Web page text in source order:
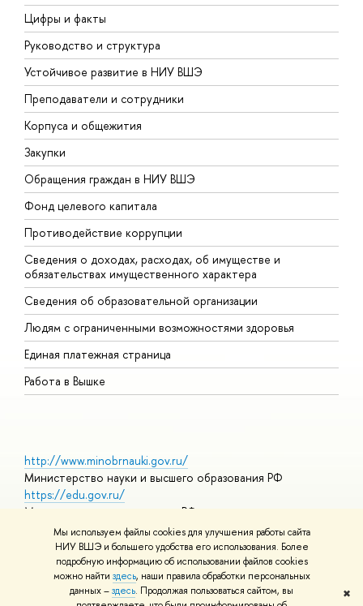
Мы используем файлы cookies для улучшения работы сайта
НИУ ВШЭ и большего удобства его использования. Более
подробную информацию об использовании файлов cookies
можно найти здесь, наши правила обработки персональных
данных –здесь. Продолжая пользоваться сайтом, вы
✖
Цифры и факты
Руководство и структура
Устойчивое развитие в НИУ ВШЭ
Преподаватели и сотрудники
Корпуса и общежития
Закупки
Обращения граждан в НИУ ВШЭ
Фонд целевого капитала
Противодействие коррупции
Сведения о доходах, расходах, об имуществе и
обязательствах имущественного характера
Сведения об образовательной организации
Людям с ограниченными возможностями здоровья
Единая платежная страница
Работа в Вышке
http://www.minobrnauki.gov.ru/
Министерство науки и высшего образования РФ
https://edu.gov.ru/
Министерство просвещения РФ
https://elearning.hse.ru/mooc
Массовые открытые онлайн-курсы
© НИУ ВШЭ 1993–2026 Адреса и контактыУсловия